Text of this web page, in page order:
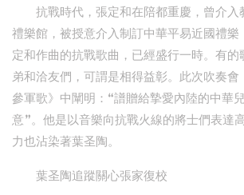
抗戰時代，張定和在陪都重慶，曾介
禮樂館，被授意介入制訂中華平易近國禮樂
定和作曲的抗戰歌曲，已經盛行一時。有
弟和洽友們，可謂是相得益彰。此次吹奏會
參軍歌》中闡明：“譜贈給摯愛內陸的中華
意”。他是以音樂向抗戰火線的將士們表達
力也沾染著葉圣陶。
葉圣陶追蹤關心張家復校